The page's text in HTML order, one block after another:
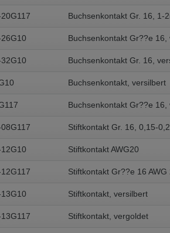
Buchsenkontakt Gr. 16, 1-
Buchsenkontakt Gr??e 16,
Buchsenkontakt Gr. 16,
Buchsenkontakt, versilbert
Buchsenkontakt Gr??e 16,
Stiftkontakt Gr. 16, 0,15-
Stiftkontakt AWG20
Stiftkontakt Gr??e 16 AWG
Stiftkontakt, versilbert
Stiftkontakt, vergoldet